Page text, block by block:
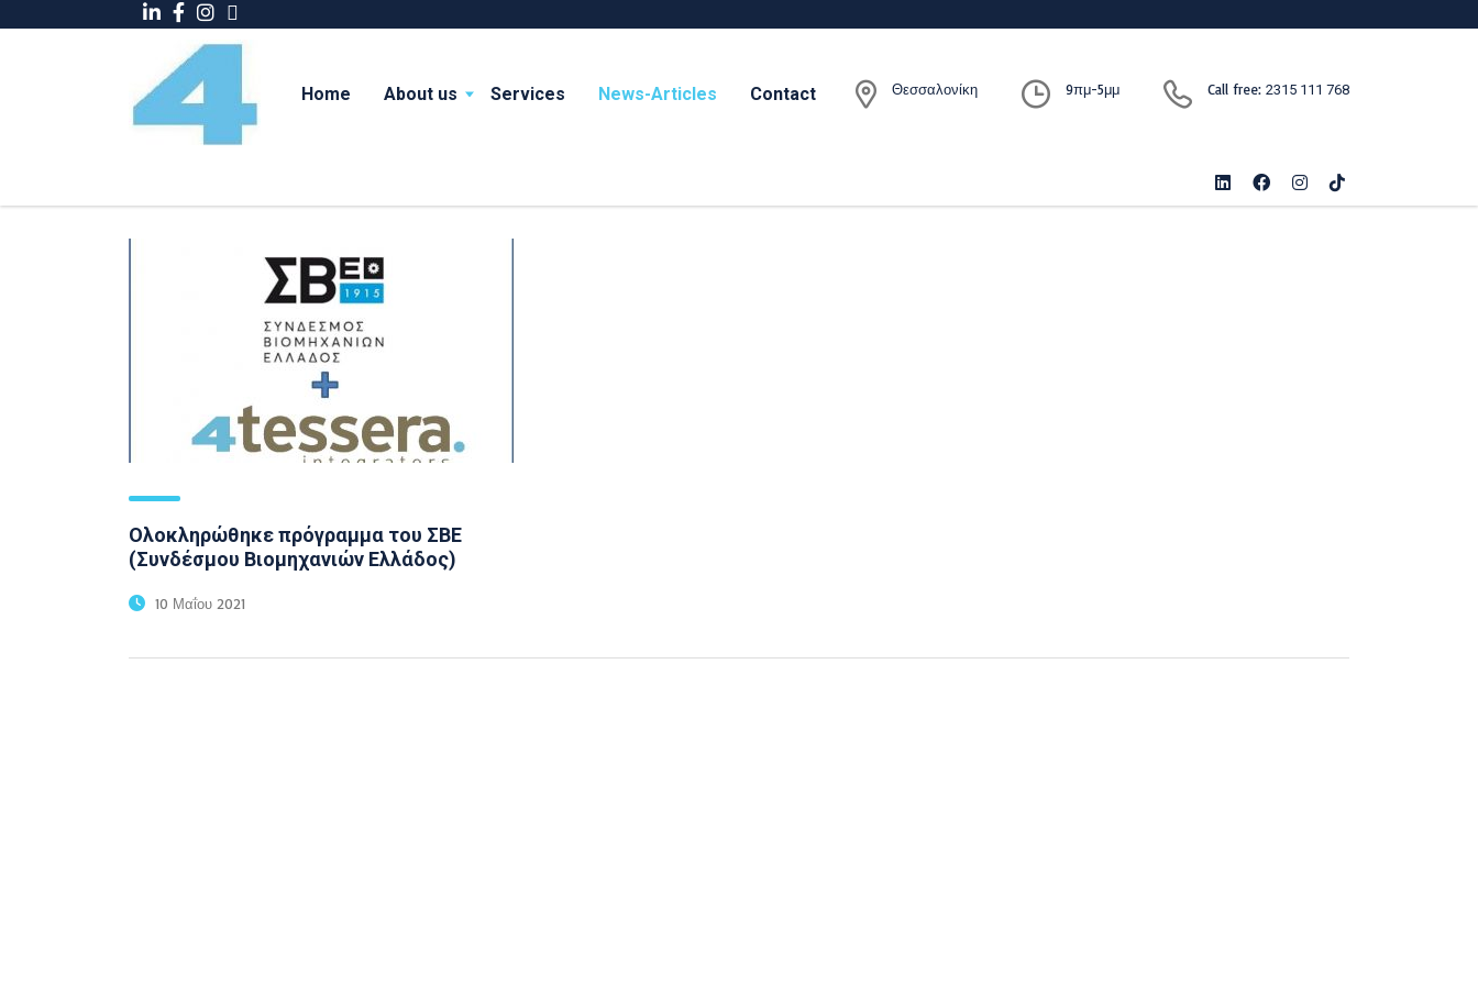
Home About us Services News-Articles Contact Θεσσαλονίκη 9πμ-5μμ Call free: 2315 111 768
Ολοκληρώθηκε πρόγραμμα του ΣΒΕ
(Συνδέσμου Βιομηχανιών Ελλάδος)
10 Μαΐου 2021